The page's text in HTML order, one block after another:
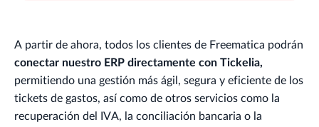
A partir de ahora, todos los clientes de Freematica podrán
conectar nuestro ERP directamente con Tickelia,
permitiendo una gestión más ágil, segura y eficiente de los
tickets de gastos, así como de otros servicios como la
recuperación del IVA, la conciliación bancaria o la